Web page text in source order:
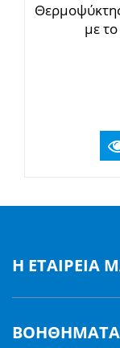
με
Η ΕΤΑΙΡΕΊΑ
ΒΟΗΘΉΜΑΤΑ